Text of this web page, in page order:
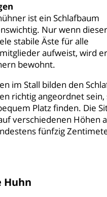
ist ein Schlafbaum
Nur wenn
stabile Äste für alle
aufweist, wird
bewohnt.
im Stall bilden den
richtig angeordnet sein,
Platz finden. Die
verschiedenen Höhen
fünfzig
Huhn